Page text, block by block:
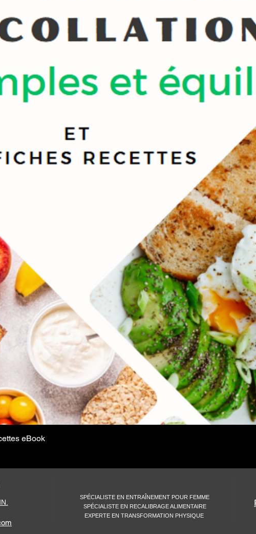
eBook
SPÉCIALISTE EN ENTRAÎNEMENT POUR FEMME
SPÉCIALISTE EN RECALIBRAGE ALIMENTAIRE
EXPERTE EN TRANSFORMATION PHYSIQUE